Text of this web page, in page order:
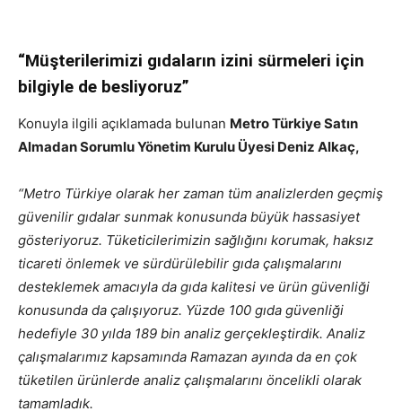
“Müşterilerimizi gıdaların izini sürmeleri için
bilgiyle de besliyoruz”
Konuyla ilgili açıklamada bulunan Metro Türkiye Satın
Almadan Sorumlu Yönetim Kurulu Üyesi Deniz Alkaç,
“Metro Türkiye olarak her zaman tüm analizlerden geçmiş
güvenilir gıdalar sunmak konusunda büyük hassasiyet
gösteriyoruz. Tüketicilerimizin sağlığını korumak, haksız
ticareti önlemek ve sürdürülebilir gıda çalışmalarını
desteklemek amacıyla da gıda kalitesi ve ürün güvenliği
konusunda da çalışıyoruz. Yüzde 100 gıda güvenliği
hedefiyle 30 yılda 189 bin analiz gerçekleştirdik. Analiz
çalışmalarımız kapsamında Ramazan ayında da en çok
tüketilen ürünlerde analiz çalışmalarını öncelikli olarak
tamamladık.